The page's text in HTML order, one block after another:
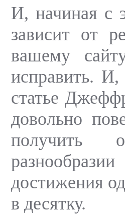
И, начиная с
зависит от
вашему
исправить.
статье
довольно
получить
достижения
в десятку.